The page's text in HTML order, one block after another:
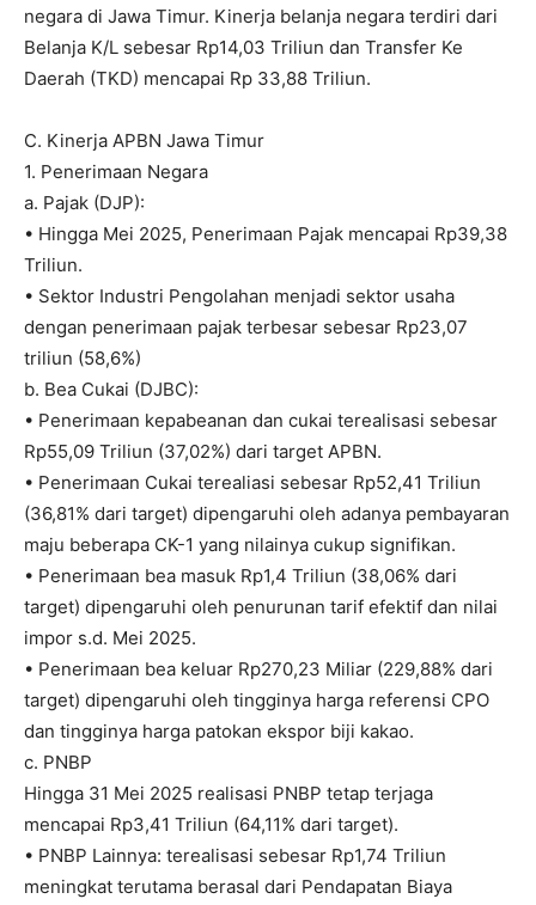
negara di Jawa Timur. Kinerja belanja negara terdiri dari
Belanja K/L sebesar Rp14,03 Triliun dan Transfer Ke
Daerah (TKD) mencapai Rp 33,88 Triliun.
C. Kinerja APBN Jawa Timur
1. Penerimaan Negara
a. Pajak (DJP):
• Hingga Mei 2025, Penerimaan Pajak mencapai Rp39,38
Triliun.
• Sektor Industri Pengolahan menjadi sektor usaha
dengan penerimaan pajak terbesar sebesar Rp23,07
triliun (58,6%)
b. Bea Cukai (DJBC):
• Penerimaan kepabeanan dan cukai terealisasi sebesar
Rp55,09 Triliun (37,02%) dari target APBN.
• Penerimaan Cukai terealiasi sebesar Rp52,41 Triliun
(36,81% dari target) dipengaruhi oleh adanya pembayaran
maju beberapa CK-1 yang nilainya cukup signifikan.
• Penerimaan bea masuk Rp1,4 Triliun (38,06% dari
target) dipengaruhi oleh penurunan tarif efektif dan nilai
impor s.d. Mei 2025.
• Penerimaan bea keluar Rp270,23 Miliar (229,88% dari
target) dipengaruhi oleh tingginya harga referensi CPO
dan tingginya harga patokan ekspor biji kakao.
c. PNBP
Hingga 31 Mei 2025 realisasi PNBP tetap terjaga
mencapai Rp3,41 Triliun (64,11% dari target).
• PNBP Lainnya: terealisasi sebesar Rp1,74 Triliun
meningkat terutama berasal dari Pendapatan Biaya